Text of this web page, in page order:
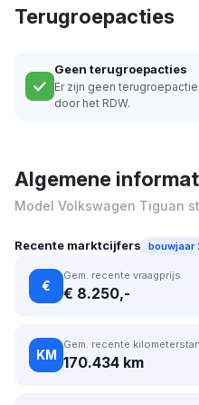
Terugroepacties
Geen terugroepacties
Er zijn geen
door het RDW.
Algemene
Model Volkswagen Tiguan
Recente marktcijfers bouwjaar
€
Gem. recente vraagprijs
€ 8.250,-
KM
Gem. recente
170.434 km